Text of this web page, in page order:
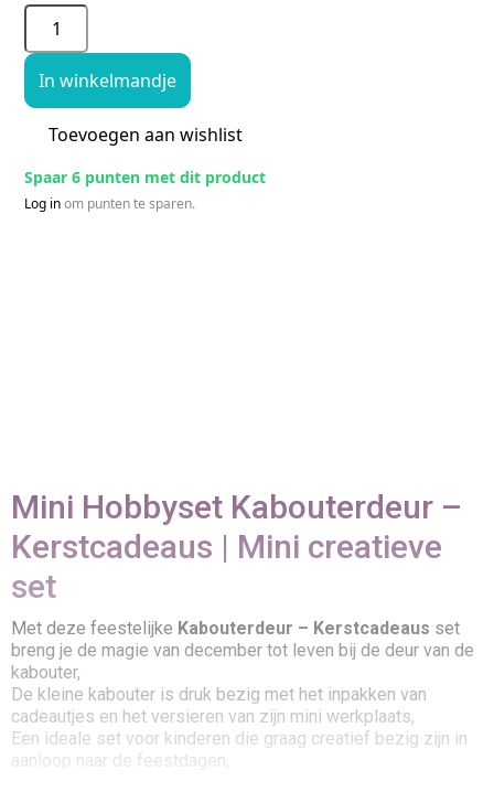
In winkelmandje
Toevoegen aan wishlist
Spaar 6 punten met dit product
Log inom punten te sparen.
Mini Hobbyset Kabouterdeur –
Kerstcadeaus | Mini creatieve
set
Met deze feestelijke Kabouterdeur – Kerstcadeaus set
breng je de magie van december tot leven bij de deur van de
kabouter,
De kleine kabouter is druk bezig met het inpakken van
cadeautjes en het versieren van zijn mini werkplaats,
Een ideale set voor kinderen die graag creatief bezig zijn in
aanloop naar de feestdagen,